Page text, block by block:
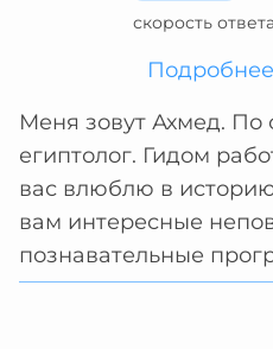
скорость
Подробнее
Меня зовут Ахмед. По
египтолог. Гидом
вас влюблю в
вам интересные
познавательные